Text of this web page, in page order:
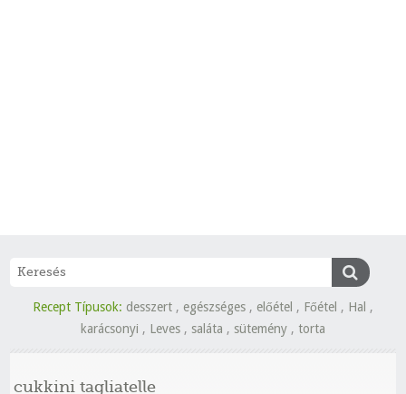
Recept Típusok: desszert , egészséges , előétel , Főétel , Hal ,
karácsonyi , Leves , saláta , sütemény , torta
cukkini tagliatelle